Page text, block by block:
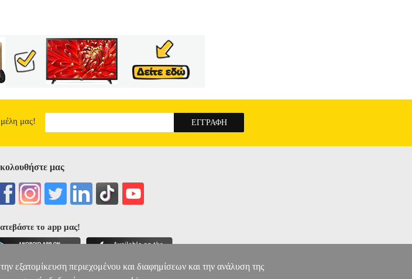
μέλη μας!
μας
το app μας!
εξατομίκευση περιεχομένου και διαφημίσεων και την ανάλυση της